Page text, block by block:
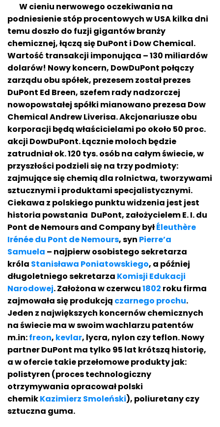
W cieniu nerwowego oczekiwania na
podniesienie stóp procentowych w USA kilka dni
temu doszło do fuzji gigantów branży
chemicznej, łączą się DuPont i Dow Chemical.
Wartość transakcji imponująca – 130 miliardów
dolarów! Nowy koncern, DowDuPont połączy
zarządu obu spółek, prezesem został prezes
DuPont Ed Breen, szefem rady nadzorczej
nowopowstałej spółki mianowano prezesa Dow
Chemical Andrew Liverisa. Akcjonariusze obu
korporacji będą właścicielami po około 50 proc.
akcji DowDuPont. Łącznie moloch będzie
zatrudniał ok. 120 tys. osób na całym świecie, w
przyszłości podzieli się na trzy podmioty:
zajmujące się chemią dla rolnictwa, tworzywami
sztucznymi i produktami specjalistycznymi.
Ciekawa z polskiego punktu widzenia jest jest
historia powstania DuPont, założycielem E. I. du
Pont de Nemours and Company byłÉleuthère
Irénée du Pont de Nemours, syn Pierre’a
Samuela – najpierw osobistego sekretarza
króla Stanisława Poniatowskiego, a później
długoletniego sekretarza Komisji Edukacji
Narodowej. Założona w czerwcu1802 roku firma
zajmowała się produkcją czarnego prochu.
Jeden z największych koncernów chemicznych
na świecie ma w swoim wachlarzu patentów
m.in:freon, kevlar, lycra, nylon czy teflon. Nowy
partner DuPont ma tylko 95 lat krótszą historię,
a w ofercie takie przełomowe produkty jak:
polistyren (proces technologiczny
otrzymywania opracował polski
chemikKazimierz Smoleński), poliuretany czy
sztuczna guma.